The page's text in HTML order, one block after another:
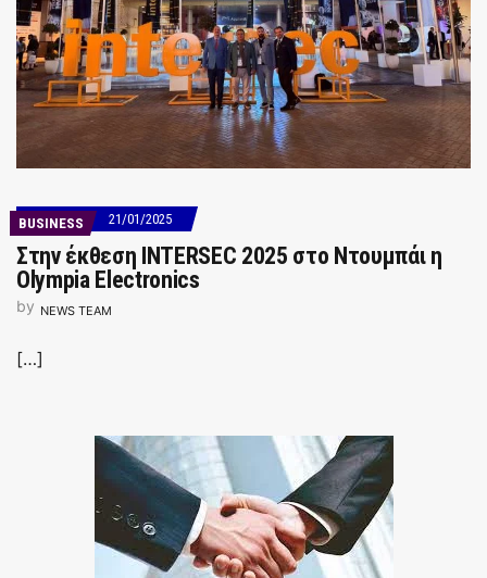
BUSINESS 21/01/2025
Στην έκθεση INTERSEC 2025 στο Ντουμπάι η
Olympia Electronics
by NEWS TEAM
[…]